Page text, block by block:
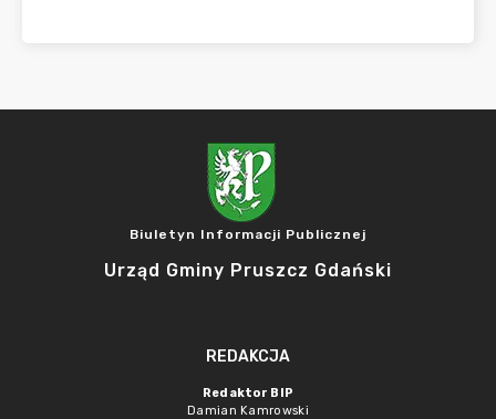
Biuletyn Informacji Publicznej
Urząd Gminy Pruszcz Gdański
REDAKCJA
Redaktor BIP
Damian Kamrowski